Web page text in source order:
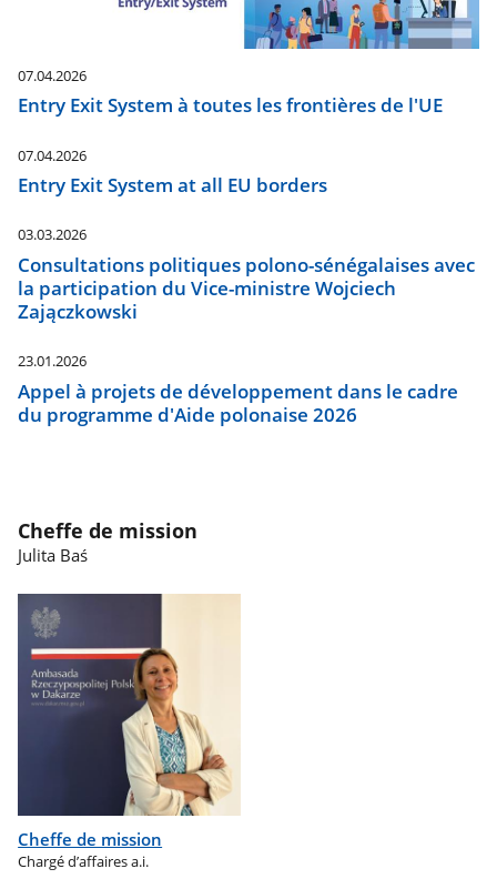
07.04.2026
Entry Exit System à toutes les frontières de l'UE
07.04.2026
Entry Exit System at all EU borders
03.03.2026
Consultations politiques polono-sénégalaises avec
la participation du Vice-ministre Wojciech
Zajączkowski
23.01.2026
Appel à projets de développement dans le cadre
du programme d'Aide polonaise 2026
Cheffe de mission
Julita Baś
Cheffe de mission
Chargé d’affaires a.i.